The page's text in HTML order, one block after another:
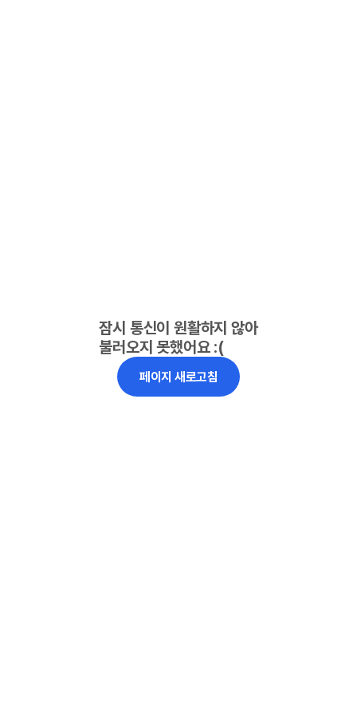
잠시 통신이 원활하지 않아
불러오지 못했어요 :(
페이지 새로고침